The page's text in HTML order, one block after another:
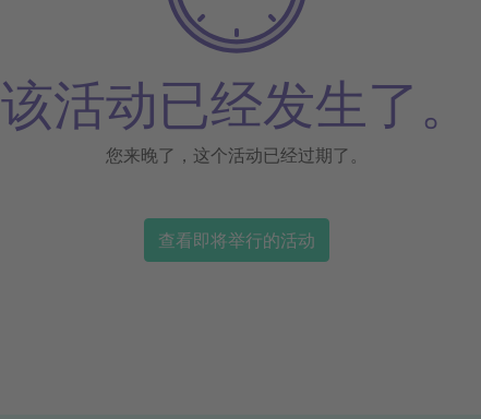
该活动已经发生了。
您来晚了，这个活动已经过期了。
查看即将举行的活动